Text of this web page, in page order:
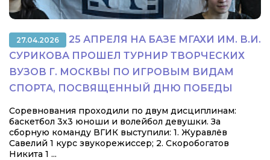
27.04.2026
25 АПРЕЛЯ НА БАЗЕ МГАХИ ИМ. В.И.
СУРИКОВА ПРОШЕЛ ТУРНИР ТВОРЧЕСКИХ
ВУЗОВ Г. МОСКВЫ ПО ИГРОВЫМ ВИДАМ
СПОРТА, ПОСВЯЩЕННЫЙ ДНЮ ПОБЕДЫ
Соревнования проходили по двум дисциплинам:
баскетбол 3х3 юноши и волейбол девушки. За
сборную команду ВГИК выступили: 1. Журавлёв
Савелий 1 курс звукорежиссер; 2. Скоробогатов
Никита 1 ...